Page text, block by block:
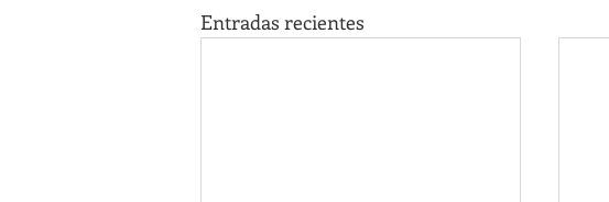
Entradas recientes